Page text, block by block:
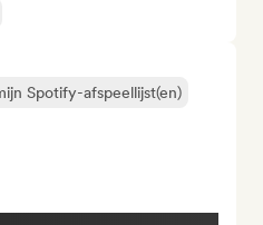
Spotify-afspeellijst(en)